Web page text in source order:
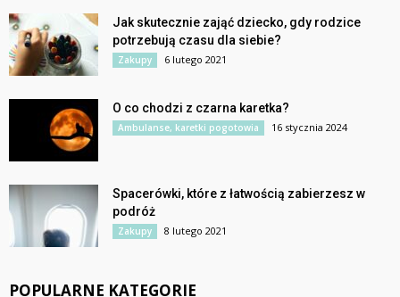
Jak skutecznie zająć dziecko, gdy rodzice
potrzebują czasu dla siebie?
Zakupy 6 lutego 2021
O co chodzi z czarna karetka?
Ambulanse, karetki pogotowia 16 stycznia 2024
Spacerówki, które z łatwością zabierzesz w
podróż
Zakupy 8 lutego 2021
POPULARNE KATEGORIE